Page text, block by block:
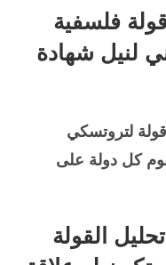
فلسفية
لنيل شهادة
لتروتسكي
كل دولة على
القولة